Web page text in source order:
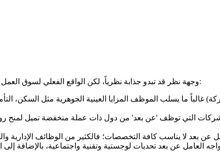
وجهة نظر قد تبدو جذابة نظرياً، لكن الواقع الفعلي لسوق العمل يفرض تحديات تجعل العمل عن بعد لا يقارن بالوظيفة المباشرة في الخارج، وذلك لعدة أسباب:
ما يسلب الموظف المزايا العينية الجوهرية مثل السكن،
التي توظف 'عن بعد' من دول ذات عملة منخفضة تميل لمنح